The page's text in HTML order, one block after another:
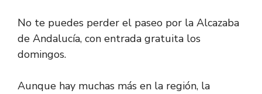
No te puedes perder el paseo por la Alcazaba
de Andalucía, con entrada gratuita los
domingos.
Aunque hay muchas más en la región, la